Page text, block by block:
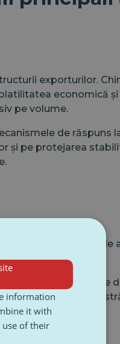
exporturilor.
economică
pe volume.
de răspuns
și pe protejarea
nu este doar de
continua eforturile
chineze în
information
it with
of their